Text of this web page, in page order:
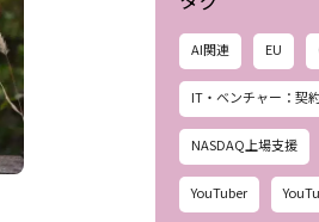
AI関連 EU
IT・ベンチャー：契
NASDAQ上場支援
YouTuber